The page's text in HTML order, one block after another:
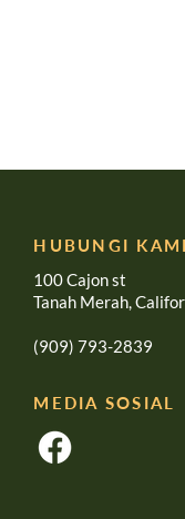
HUBUNGI KAMI
100 Cajon st
Tanah Merah,
(909) 793-2839
MEDIA SOSIAL